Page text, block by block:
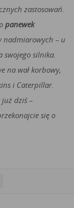
zastosowań.
panewek
nadmiarowych – u
silnika.
na wał korbowy,
i Caterpillar.
już dziś –
się o